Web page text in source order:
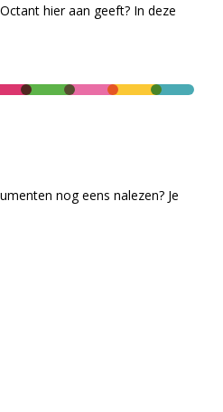
hier aan geeft? In deze
nog eens nalezen? Je